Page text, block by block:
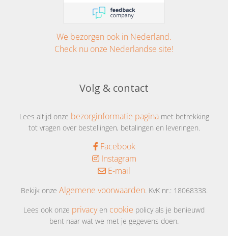
We bezorgen ook in Nederland.
Check nu onze Nederlandse site!
Volg & contact
Lees altijd onze bezorginformatie paginamet betrekking
tot vragen over bestellingen, betalingen en leveringen.
Facebook
Instagram
E-mail
Bekijk onze Algemene voorwaarden . KvK nr.: 18068338.
Lees ook onze privacyen cookie policy als je benieuwd
bent naar wat we met je gegevens doen.